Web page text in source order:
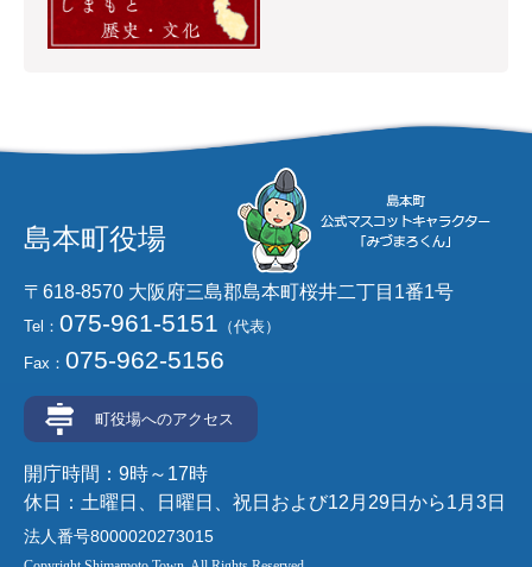
島本町役場
〒618-8570 大阪府三島郡島本町桜井二丁目1番1号
Tel： 075-961-5151 （代表）
Fax： 075-962-5156
町役場へのアクセス
開庁時間：9時～17時
休日：土曜日、日曜日、祝日および12月29日から1月3日
法人番号8000020273015